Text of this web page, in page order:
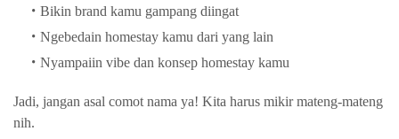
Bikin brand kamu gampang diingat
Ngebedain homestay kamu dari yang lain
Nyampaiin vibe dan konsep homestay kamu
Jadi, jangan asal comot nama ya! Kita harus mikir mateng-mateng
nih.